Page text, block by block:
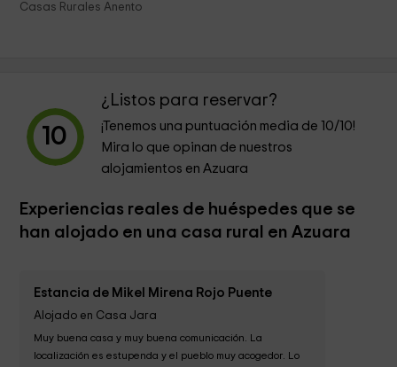
Casas Rurales Anento
10
¿Listos para reservar?
¡Tenemos una puntuación media de 10/10!
Mira lo que opinan de nuestros
alojamientos en Azuara
Experiencias reales de huéspedes que se
han alojado en una casa rural en Azuara
Estancia de Mikel Mirena Rojo Puente
Alojado en Casa Jara
Muy buena casa y muy buena comunicación. La
localización es estupenda y el pueblo muy acogedor. Lo